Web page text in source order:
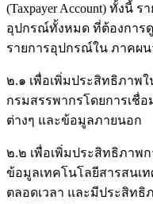
(Taxpayer Account) ทั้งนี้
อุปกรณ์ทั้งหมด ที่ต้องการ
รายการอุปกรณ์ใน ภาคผ
๒.๑ เพื่อเพิ่มประสิทธิภาพ
กรมสรรพากรโดยการเชื่
ต่างๆ และข้อมูลภายนอก
๒.๒ เพื่อเพิ่มประสิทธิภาพ
ข้อมูลเทคโนโลยีสารสนเ
ตลอดเวลา และมีประสิทธิ